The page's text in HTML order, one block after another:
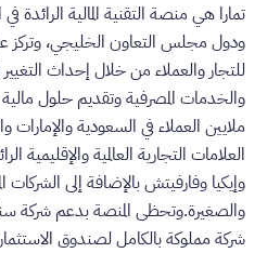
تمارا هي منصة التقنية المالية الرائدة
ودول مجلس التعاون الخليجي، وتركز
للتجار والعملاء من خلال إحداث
والخدمات المصرفية وتقديم حلول
ملايين العملاء في السعودية
العلامات التجارية العالمية
وإيكيا وفارفيتش بالإضافة إلى الشركات
والصغيرة.وتحظى المنصة بدعم شركة
شركة مملوكة بالكامل لصندوق